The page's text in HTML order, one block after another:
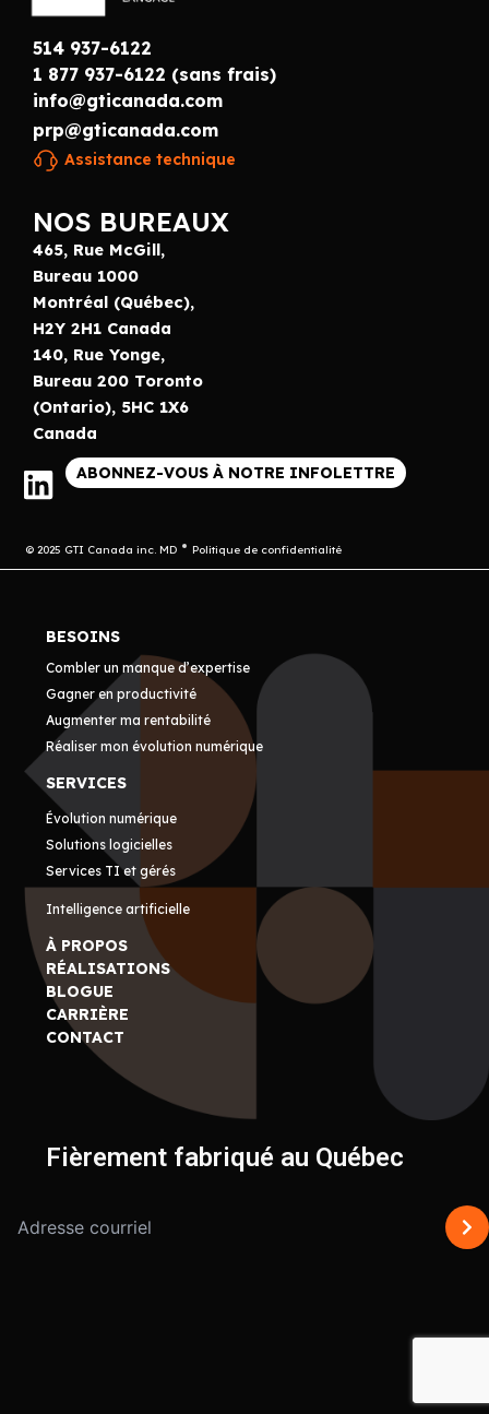
514 937-6122
1 877 937-6122 (sans frais)
info@gticanada.com
prp@gticanada.com
Assistance technique
NOS BUREAUX
465, Rue McGill,
Bureau 1000
Montréal (Québec),
H2Y 2H1 Canada
140, Rue Yonge,
Bureau 200 Toronto
(Ontario), 5HC 1X6
Canada
ABONNEZ-VOUS À NOTRE INFOLETTRE
© 2025 GTI Canada inc. MD Politique de confidentialité
BESOINS
Combler un manque d’expertise
Gagner en productivité
Augmenter ma rentabilité
Réaliser mon évolution numérique
SERVICES
Évolution numérique
Solutions logicielles
Services TI et gérés
Intelligence artificielle
À PROPOS
RÉALISATIONS
BLOGUE
CARRIÈRE
CONTACT
Fièrement fabriqué au Québec